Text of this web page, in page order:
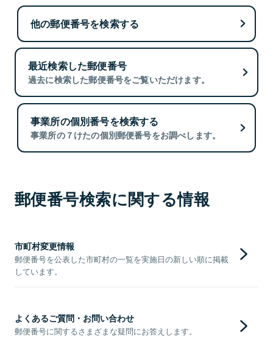
他の郵便番号を検索する
最近検索した郵便番号
過去に検索した郵便番号をご覧いただけます。
事業所の個別番号を検索する
事業所の７けたの個別郵便番号をお調べします。
郵便番号検索に関する情報
市町村変更情報
郵便番号を公表した市町村の一覧を実施日の新しい順に掲載
しています。
よくあるご質問・お問い合わせ
郵便番号に関するさまざまな疑問にお答えします。